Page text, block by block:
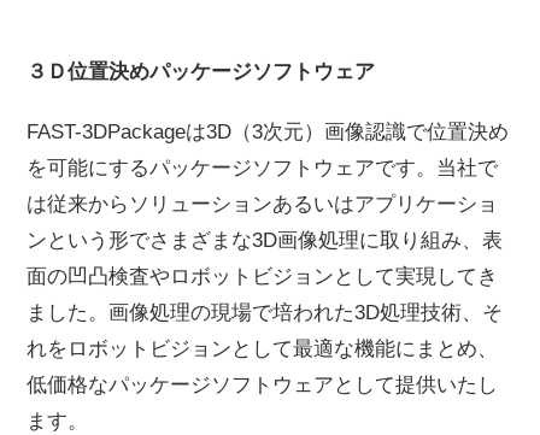
３Ｄ位置決めパッケージソフトウェア
FAST-3DPackageは3D（3次元）画像認識で位置決め
を可能にするパッケージソフトウェアです。当社で
は従来からソリューションあるいはアプリケーショ
ンという形でさまざまな3D画像処理に取り組み、表
面の凹凸検査やロボットビジョンとして実現してき
ました。画像処理の現場で培われた3D処理技術、そ
れをロボットビジョンとして最適な機能にまとめ、
低価格なパッケージソフトウェアとして提供いたし
ます。